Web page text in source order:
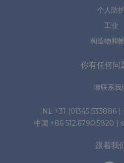
个人防护
工业
构造物和
你有任何问
请联系我
NL +31 (0)345 533886|
中国 +86 512.6790.5820 |
跟着我